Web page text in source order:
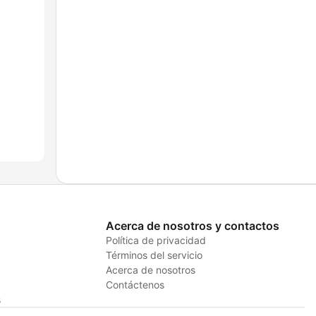
Acerca de nosotros y contactos
Política de privacidad
Términos del servicio
Acerca de nosotros
Contáctenos